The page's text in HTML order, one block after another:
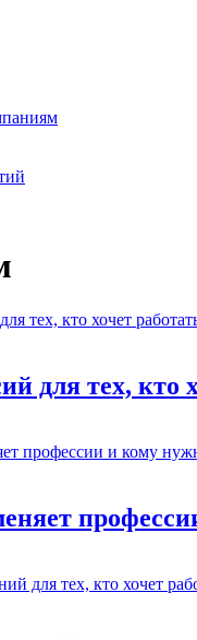
для тех, кто